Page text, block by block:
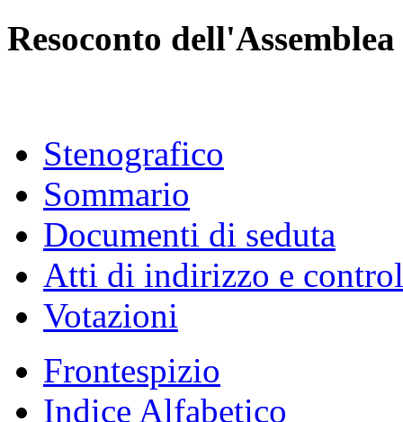
Resoconto dell'Assemblea
Stenografico
Sommario
Documenti di seduta
Atti di indirizzo e
Votazioni
Frontespizio
Indice Alfabetico